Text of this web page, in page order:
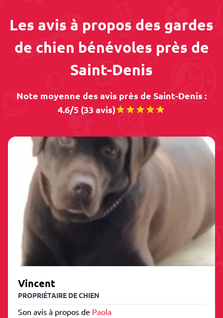
Les avis à propos des gardes
de chien bénévoles près de
Saint-Denis
Note moyenne des avis près de Saint-Denis :
4.6/5 (33 avis)
Vincent
PROPRIÉTAIRE DE CHIEN
Son avis à propos de Paola